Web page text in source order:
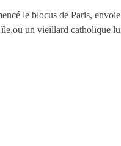
le blocus de Paris,
un vieillard catholique